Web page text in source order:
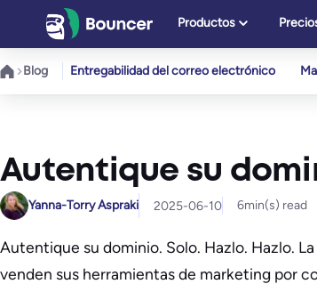
contenido
Productos
Blog Entregabilidad del correo electrónico
Autentique su
Yanna-Torry Aspraki 2025-06-10 6min(s) read
Autentique su dominio. Solo. Hazlo. Hazlo.
venden sus herramientas de marketing por